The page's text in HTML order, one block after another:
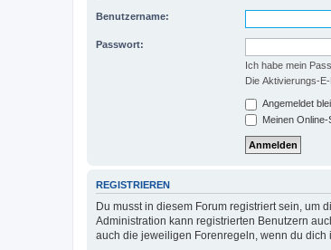
Benutzername:
Passwort:
Ich habe mein
Die Aktivierungs-
Angemeldet
Meinen
REGISTRIEREN
Du musst in diesem Forum registriert sein, um
Administration kann registrierten Benutzern
auch die jeweiligen Forenregeln, wenn du dich